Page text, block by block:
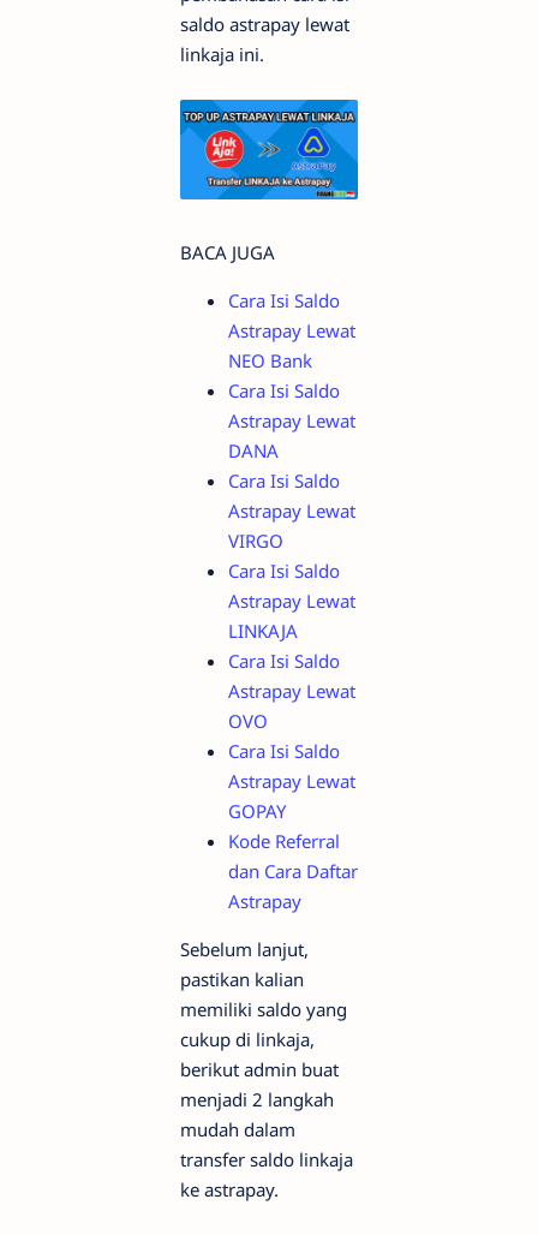
saldo astrapay lewat
linkaja ini.
BACA JUGA
Cara Isi Saldo
Astrapay Lewat
NEO Bank
Cara Isi Saldo
Astrapay Lewat
DANA
Cara Isi Saldo
Astrapay Lewat
VIRGO
Cara Isi Saldo
Astrapay Lewat
LINKAJA
Cara Isi Saldo
Astrapay Lewat
OVO
Cara Isi Saldo
Astrapay Lewat
GOPAY
Kode Referral
dan Cara Daftar
Astrapay
Sebelum lanjut,
pastikan kalian
memiliki saldo yang
cukup di linkaja,
berikut admin buat
menjadi 2 langkah
mudah dalam
transfer saldo linkaja
ke astrapay.